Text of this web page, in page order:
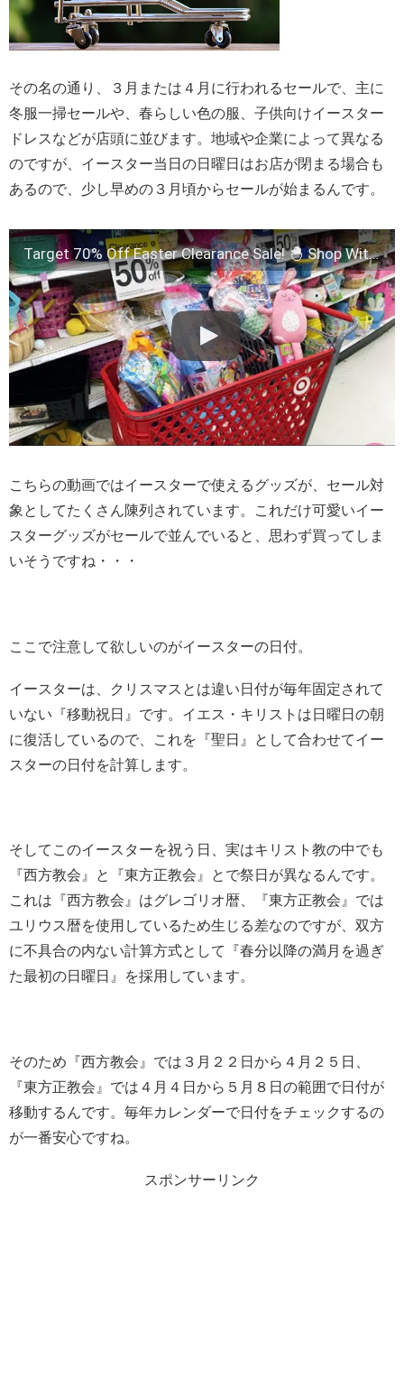
その名の通り、３月または４月に行われるセールで、主に
冬服一掃セールや、春らしい色の服、子供向けイースター
ドレスなどが店頭に並びます。地域や企業によって異なる
のですが、イースター当日の日曜日はお店が閉まる場合も
あるので、少し早めの３月頃からセールが始まるんです。
Target 70% Off Easter Clearance Sale! 🐣 Shop With Me| 2020
こちらの動画ではイースターで使えるグッズが、セール対
象としてたくさん陳列されています。これだけ可愛いイー
スターグッズがセールで並んでいると、思わず買ってしま
いそうですね・・・
ここで注意して欲しいのがイースターの日付。
イースターは、クリスマスとは違い日付が毎年固定されて
いない『移動祝日』です。イエス・キリストは日曜日の朝
に復活しているので、これを『聖日』として合わせてイー
スターの日付を計算します。
そしてこのイースターを祝う日、実はキリスト教の中でも
『西方教会』と『東方正教会』とで祭日が異なるんです。
これは『西方教会』はグレゴリオ暦、『東方正教会』では
ユリウス暦を使用しているため生じる差なのですが、双方
に不具合の内ない計算方式として『春分以降の満月を過ぎ
た最初の日曜日』を採用しています。
そのため『西方教会』では３月２２日から４月２５日、
『東方正教会』では４月４日から５月８日の範囲で日付が
移動するんです。毎年カレンダーで日付をチェックするの
が一番安心ですね。
スポンサーリンク